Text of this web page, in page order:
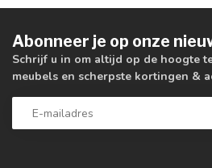
Abonneer je op onze
Schrijf u in om altijd op de hoogte
meubels en scherpste kortingen &